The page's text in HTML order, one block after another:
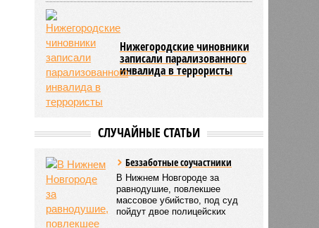
Нижегородские чиновники
записали парализованного
инвалида в террористы
СЛУЧАЙНЫЕ СТАТЬИ
Беззаботные соучастники
В Нижнем Новгороде за
равнодушие, повлекшее
массовое убийство, под суд
пойдут двое полицейских